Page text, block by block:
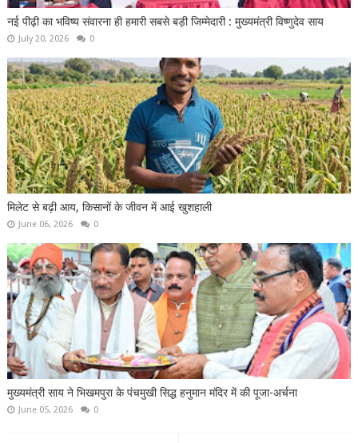
नई पीढ़ी का भविष्य संवारना ही हमारी सबसे बड़ी जिम्मेदारी : मुख्यमंत्री विष्णुदेव साय
July 20, 2026 0
मिलेट से बढ़ी आय, किसानों के जीवन में आई खुशहाली
June 06, 2026 0
मुख्यमंत्री साय ने भिखमपुरा के पंचमुखी सिद्ध हनुमान मंदिर में की पूजा-अर्चना
June 05, 2026 0